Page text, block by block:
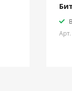
Арт.